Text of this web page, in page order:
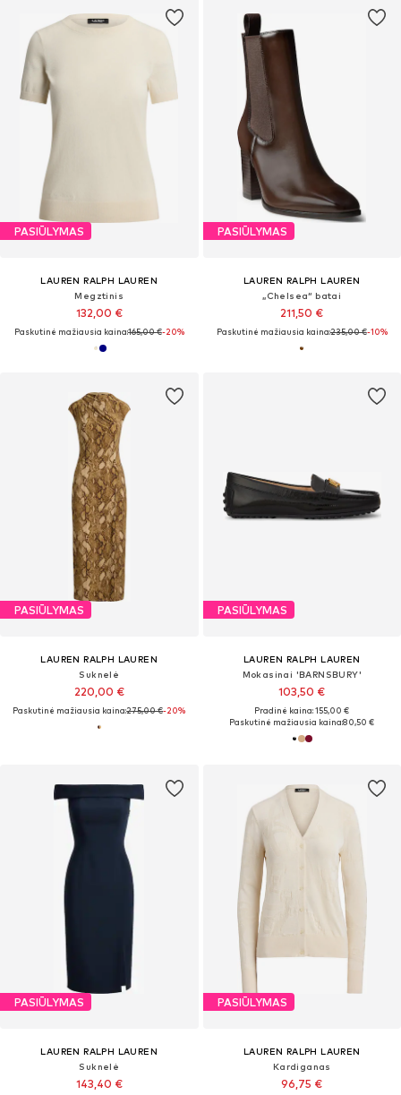
PASIŪLYMAS
LAUREN RALPH LAUREN
Megztinis
132,00 €
Paskutinė mažiausia kaina:165,00 €-20%
PASIŪLYMAS
LAUREN RALPH LAUREN
„Chelsea“ batai
211,50 €
Paskutinė mažiausia kaina:235,00 €-10%
PASIŪLYMAS
LAUREN RALPH LAUREN
Suknelė
220,00 €
Paskutinė mažiausia kaina:275,00 €-20%
PASIŪLYMAS
LAUREN RALPH LAUREN
Mokasinai 'BARNSBURY'
103,50 €
Pradinė kaina: 155,00 €
Paskutinė mažiausia kaina:80,50 €
PASIŪLYMAS
LAUREN RALPH LAUREN
Suknelė
143,40 €
PASIŪLYMAS
LAUREN RALPH LAUREN
Kardiganas
96,75 €